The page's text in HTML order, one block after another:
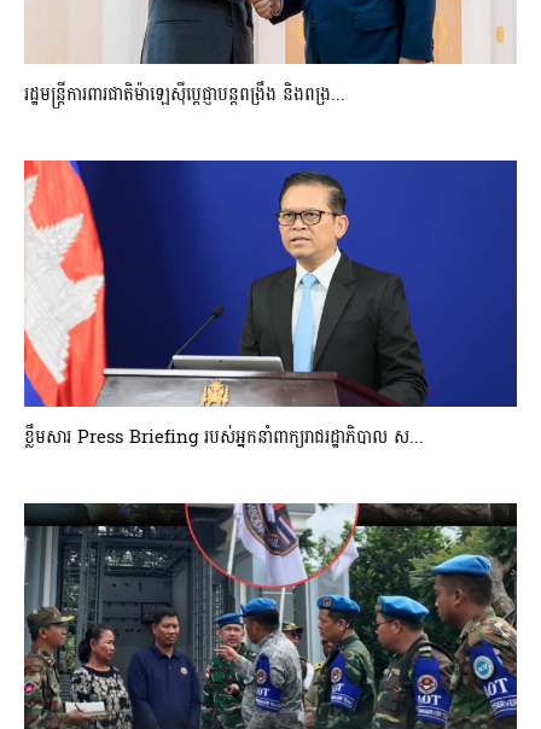
រដ្ឋមន្ត្រីការពារជាតិម៉ាឡេស៊ីប្ដេជ្ញាបន្តពង្រឹង និងពង្រ...
ខ្លឹមសារ Press Briefing របស់អ្នកនាំពាក្យរាជរដ្ឋាភិបាល ស...